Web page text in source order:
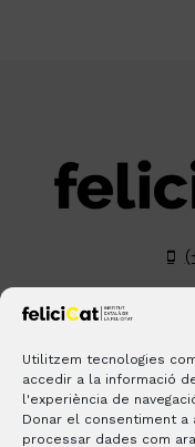
Utilitzem tecnologies
accedir a la informació
l'experiència de
Donar el consentiment
processar dades com
BLOGS